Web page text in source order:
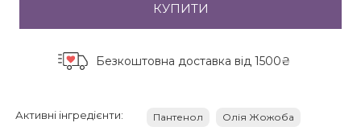
КУПИТИ
Безкоштовна доставка від 1500₴
Активні інгредієнти: Пантенол Олія Жожоба